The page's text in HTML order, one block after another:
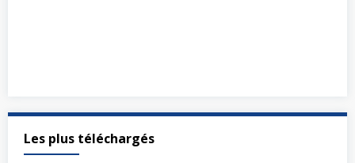
Les plus téléchargés